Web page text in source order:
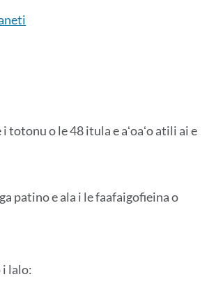
totonu o le 48 itula e aʻoaʻo atili ai e
patino e ala i le faafaigofieina o
i lalo: